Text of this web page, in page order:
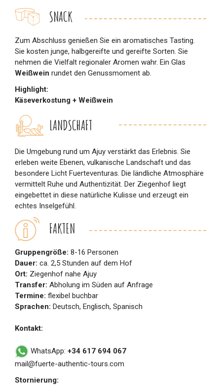
SNACK
Zum Abschluss genießen Sie ein aromatisches Tasting.
Sie kosten junge, halbgereifte und gereifte Sorten. Sie
nehmen die Vielfalt regionaler Aromen wahr. Ein Glas
Weißwein rundet den Genussmoment ab.
Highlight:
Käseverkostung + Weißwein
LANDSCHAFT
Die Umgebung rund um Ajuy verstärkt das Erlebnis. Sie
erleben weite Ebenen, vulkanische Landschaft und das
besondere Licht Fuerteventuras. Die ländliche Atmosphäre
vermittelt Ruhe und Authentizität. Der Ziegenhof liegt
eingebettet in diese natürliche Kulisse und erzeugt ein
echtes Inselgefühl.
FAKTEN
Gruppengröße: 8-16 Personen
Dauer: ca. 2,5 Stunden auf dem Hof
Ort: Ziegenhof nahe Ajuy
Transfer: Abholung im Süden auf Anfrage
Termine: flexibel buchbar
Sprachen: Deutsch, Englisch, Spanisch
Kontakt:
WhatsApp: +34 617 694 067
mail@fuerte-authentic-tours.com
Stornierung: